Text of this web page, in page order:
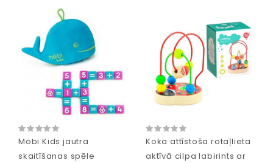
Möbi Kids jautra
skaitīšanas spēle
Koka attīstoša rotaļlieta
aktīvā cilpa labirints ar